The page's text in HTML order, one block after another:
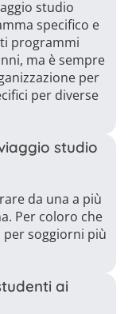
studio
specifico e
programmi
ma è sempre
per
per diverse
studio
da una a più
Per coloro che
soggiorni più
ai